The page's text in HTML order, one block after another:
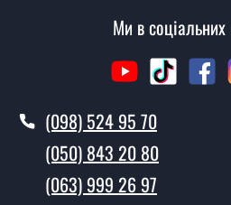
Вартість встановлення дверей
Як швидко можете
Флет?
У той самий день протягом
Чи можна на
Ми в
(098) 524 95 70
(050) 843 20 80
(063) 999 26 97